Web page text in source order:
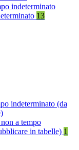
indeterminato
13
indeterminato (da
a tempo
in tabelle) 1